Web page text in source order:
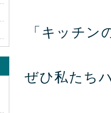
「キッチン
ぜひ私たち